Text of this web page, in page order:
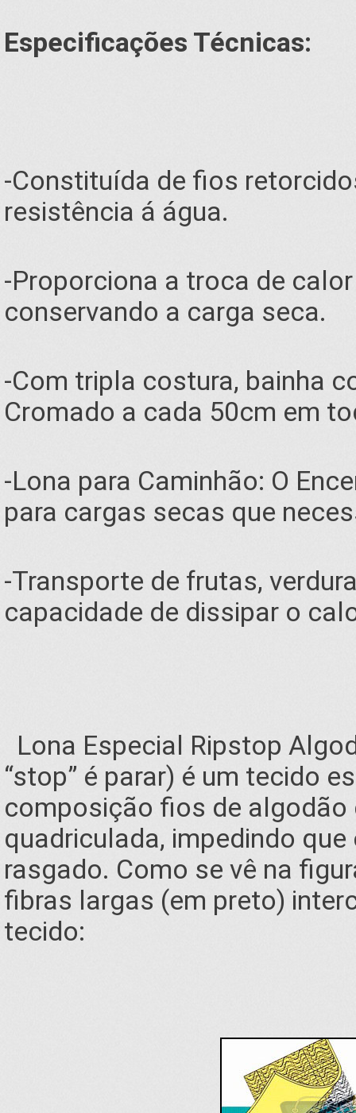
Especificações Técnicas:
-Constituída de fios
resistência á água.
-Proporciona a troca de
conservando a carga seca.
-Com tripla costura, bainha
Cromado a cada 50cm em
-Lona para Caminhão: O
para cargas secas que
-Transporte de frutas,
capacidade de dissipar o
Lona Especial Ripstop
“stop” é parar) é um tecido
composição fios de
quadriculada, impedindo
rasgado. Como se vê na
fibras largas (em preto)
tecido: